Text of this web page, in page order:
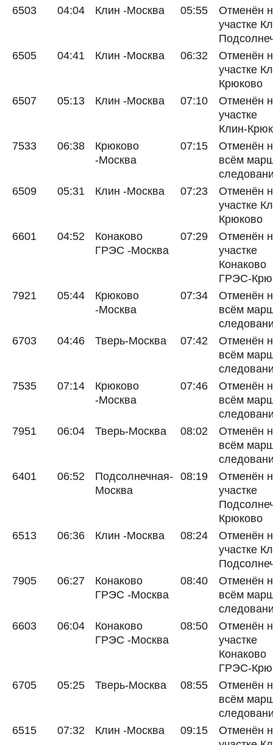
6503
04:04 Клин -Москва 05:55
Отменён
участке
6505
04:41 Клин -Москва 06:32
Отменён
участке
Крюково
6507
05:13 Клин -Москва 07:10
Отменён
участке
Клин-
7533
06:38
Крюково
-Москва
07:15
Отменён
всём
6509
05:31 Клин -Москва 07:23
Отменён
участке
Крюково
6601
04:52
Конаково
ГРЭС -Москва
07:29
Отменён
участке
Конаково
ГРЭС-
7921
05:44
Крюково
-Москва
07:34
Отменён
всём
6703
04:46 Тверь-Москва 07:42
Отменён
всём
7535
07:14
Крюково
-Москва
07:46
Отменён
всём
7951
06:04 Тверь-Москва 08:02
Отменён
всём
6401
06:52
Подсолнечная-
Москва
08:19
Отменён
участке
Крюково
6513
06:36 Клин -Москва 08:24
Отменён
участке
7905
06:27
Конаково
ГРЭС -Москва
08:40
Отменён
всём
6603
06:04
Конаково
ГРЭС -Москва
08:50
Отменён
участке
Конаково
ГРЭС-
6705
05:25 Тверь-Москва 08:55
Отменён
всём
6515
07:32 Клин -Москва 09:15
Отменён